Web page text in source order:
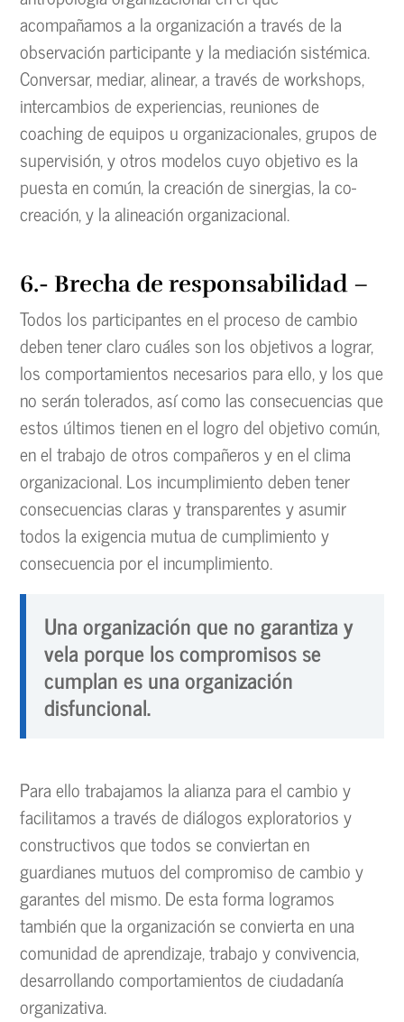
acompañamos a la organización a través de la
observación participante y la mediación sistémica.
Conversar, mediar, alinear, a través de workshops,
intercambios de experiencias, reuniones de
coaching de equipos u organizacionales, grupos de
supervisión, y otros modelos cuyo objetivo es la
puesta en común, la creación de sinergias, la co-
creación, y la alineación organizacional.
6.- Brecha de responsabilidad–
Todos los participantes en el proceso de cambio
deben tener claro cuáles son los objetivos a lograr,
los comportamientos necesarios para ello, y los que
no serán tolerados, así como las consecuencias que
estos últimos tienen en el logro del objetivo común,
en el trabajo de otros compañeros y en el clima
organizacional. Los incumplimiento deben tener
consecuencias claras y transparentes y asumir
todos la exigencia mutua de cumplimiento y
consecuencia por el incumplimiento.
Una organización que no garantiza y
vela porque los compromisos se
cumplan es una organización
disfuncional.
Para ello trabajamos la alianza para el cambio y
facilitamos a través de diálogos exploratorios y
constructivos que todos se conviertan en
guardianes mutuos del compromiso de cambio y
garantes del mismo. De esta forma logramos
también que la organización se convierta en una
comunidad de aprendizaje, trabajo y convivencia,
desarrollando comportamientos de ciudadanía
organizativa.